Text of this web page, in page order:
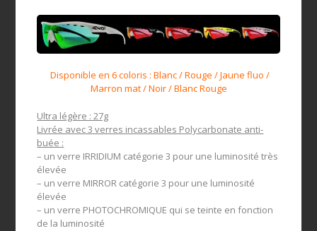
Disponible en 6 coloris : Blanc / Rouge / Jaune fluo /
Marron mat / Noir / Blanc Rouge
Ultra légère : 27g
Livrée avec 3 verres incassables Polycarbonate anti-
buée :
– un verre IRRIDIUM catégorie 3 pour une luminosité très
élevée
– un verre MIRROR catégorie 3 pour une luminosité
élevée
– un verre PHOTOCHROMIQUE qui se teinte en fonction
de la luminosité